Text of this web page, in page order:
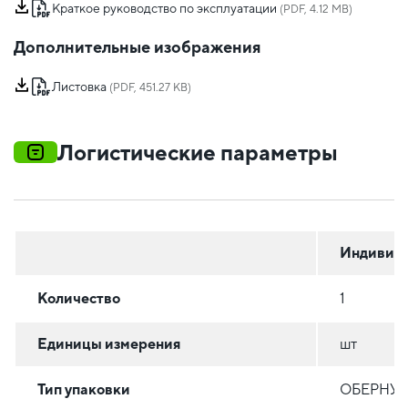
Краткое руководство по эксплуатации (PDF, 4.12 MB)
Дополнительные изображения
Листовка (PDF, 451.27 KB)
Логистические параметры
Количество 1
Единицы измерения шт
Тип упаковки